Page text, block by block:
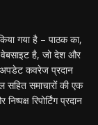
गया है – पाठक का,
वेबसाइट है, जो देश और
कवरेज प्रदान
सहित समाचारों की एक
रिपोर्टिंग प्रदान